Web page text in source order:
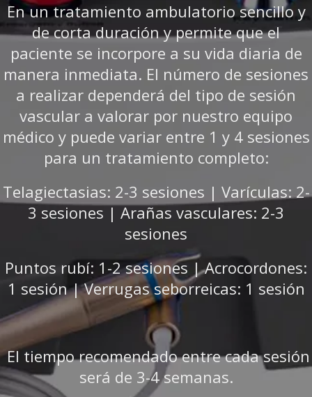
En un tratamiento ambulatorio sencillo y
de corta duración y permite que el
paciente se incorpore a su vida diaria de
manera inmediata. El número de sesiones
a realizar dependerá del tipo de sesión
vascular a valorar por nuestro equipo
médico y puede variar entre 1 y 4 sesiones
para un tratamiento completo:
Telagiectasias: 2-3 sesiones | Varículas: 2-
3 sesiones | Arañas vasculares: 2-3
sesiones
Puntos rubí: 1-2 sesiones | Acrocordones:
1 sesión | Verrugas seborreicas: 1 sesión
El tiempo recomendado entre cada sesión
será de 3-4 semanas.